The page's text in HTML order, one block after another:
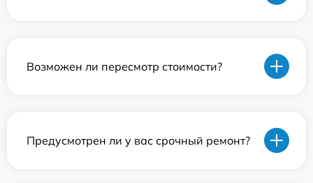
Возможен ли пересмотр стоимости?
Предусмотрен ли у вас срочный ремонт?